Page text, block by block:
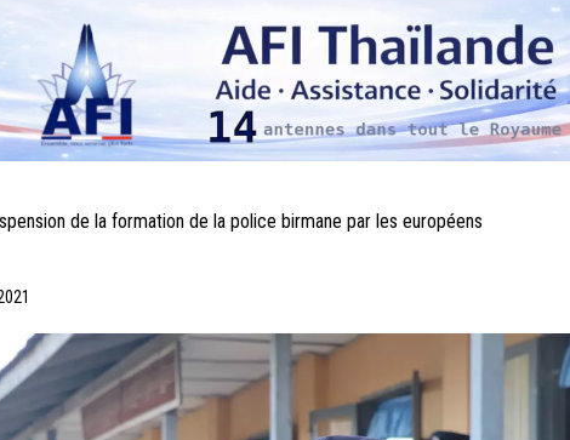
Thaïlande
de la formation de la police birmane par les européens